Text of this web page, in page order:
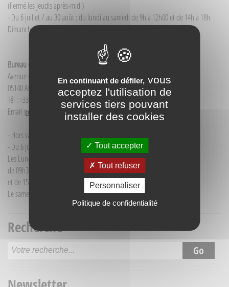
(Fermé les jeudis après-midi)
- Du 6 juillet / au 30 août : du lundi au samedi de 9h à 12h00 et de 14h à 18h
Dimanche et jour férié : 9h à 12h00
Bureau d'Informations touristiques Aspres-sur-Buëch
Avenue de la Gare
05140 Aspres-sur-Buëch - France
Tél : +33(0)4 92 58 68 88
Email :contact@sources-du-buech.com
- Hors vacances d'été : mardi de 9h30 à 12h00
- Du 6 juillet au 30 août :
Les Lundi et Mercredi
de 09h30 à 12h30
et de 15h30 à 18h00
Le samedi matin de 09h30 à 12h30
Recherche
En continuant de défiler, vous
acceptez l'utilisation de
services tiers pouvant
installer des cookies
Tout accepter
Tout refuser
Personnaliser
Politique de confidentialité